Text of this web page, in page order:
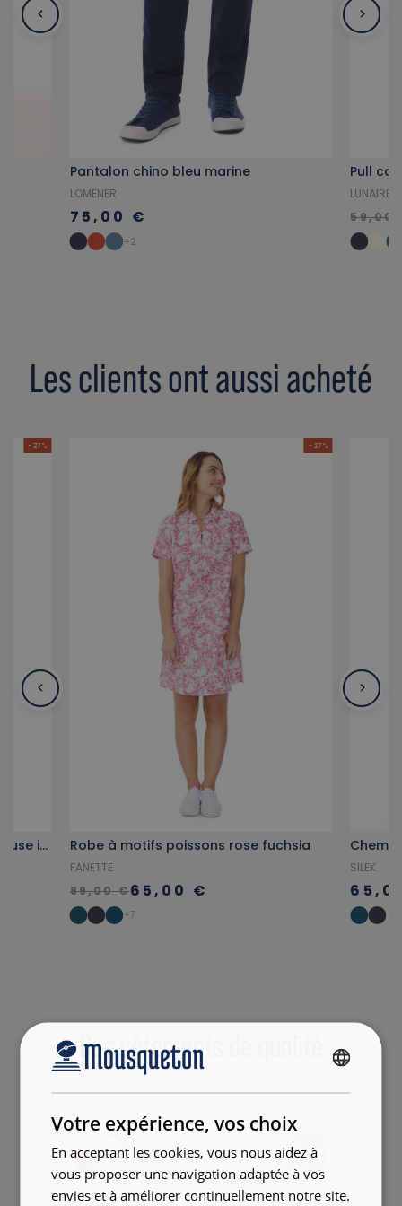
Pantalon chino bleu marine
LOMENER
75,00 €
+2
Pull
LUNAIRE
59,00
Les clients ont aussi acheté
- 27 %
Blouse manches courtes col vareuse imprimé merlus bleu ciel
- 27 %
Robe à motifs poissons rose fuchsia
FANETTE
89,00 €65,00 €
+7
SILEK
Des vêtements de qualité
Votre expérience, vos choix
En acceptant les cookies, vous nous aidez à
vous proposer une navigation adaptée à vos
envies et à améliorer continuellement notre site.